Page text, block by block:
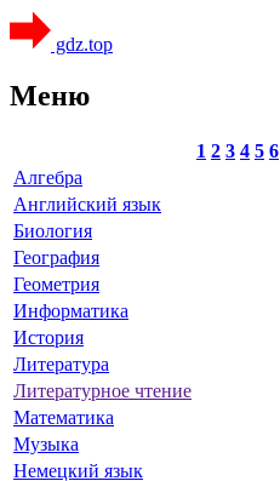
gdz.top
Меню
1 2 3 4 5 6
Алгебра
Английский язык
Биология
География
Геометрия
Информатика
История
Литература
Литературное чтение
Математика
Музыка
Немецкий язык